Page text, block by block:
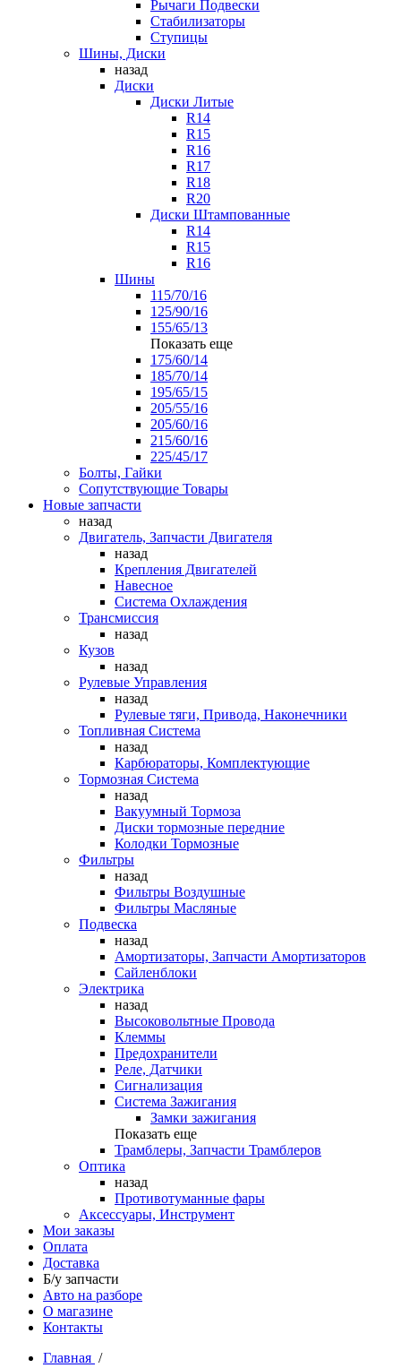
Рычаги Подвески
Стабилизаторы
Ступицы
Шины, Диски
назад
Диски
Диски Литые
R14
R15
R16
R17
R18
R20
Диски Штампованные
R14
R15
R16
Шины
115/70/16
125/90/16
155/65/13
Показать еще
175/60/14
185/70/14
195/65/15
205/55/16
205/60/16
215/60/16
225/45/17
Болты, Гайки
Сопутствующие Товары
Новые запчасти
назад
Двигатель, Запчасти Двигателя
назад
Крепления Двигателей
Навесное
Система Охлаждения
Трансмиссия
назад
Кузов
назад
Рулевые Управления
назад
Рулевые тяги, Привода, Наконечники
Топливная Система
назад
Карбюраторы, Комплектующие
Тормозная Система
назад
Вакуумный Тормоза
Диски тормозные передние
Колодки Тормозные
Фильтры
назад
Фильтры Воздушные
Фильтры Масляные
Подвеска
назад
Амортизаторы, Запчасти Амортизаторов
Сайленблоки
Электрика
назад
Высоковольтные Провода
Клеммы
Предохранители
Реле, Датчики
Сигнализация
Система Зажигания
Замки зажигания
Показать еще
Трамблеры, Запчасти Трамблеров
Оптика
назад
Противотуманные фары
Аксессуары, Инструмент
Мои заказы
Оплата
Доставка
Б/у запчасти
Авто на разборе
О магазине
Контакты
Главная /